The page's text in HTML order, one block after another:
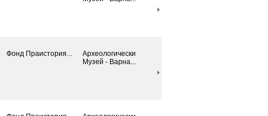
Фонд Праистория...
Археологически
Mузей - Варна...